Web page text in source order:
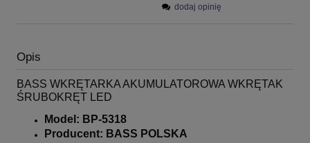
dodaj opinię
Opis
BASS WKRĘTARKA AKUMULATOROWA WKRĘTAK
ŚRUBOKRĘT LED
Model: BP-5318
Producent: BASS POLSKA